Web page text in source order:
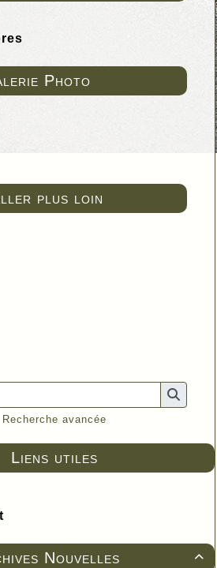
Photo
plus loin
Recherche avancée
Liens utiles

Nouvelles